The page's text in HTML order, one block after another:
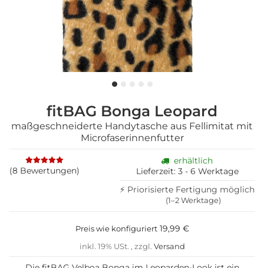
fitBAG Bonga Leopard
maßgeschneiderte Handytasche aus Fellimitat mit
Microfaserinnenfutter
(8 Bewertungen)
erhältlich
Lieferzeit: 3 - 6 Werktage
⚡ Priorisierte Fertigung möglich
(1–2 Werktage)
Preis wie konfiguriert 19,99 €
inkl. 19% USt. , zzgl. Versand